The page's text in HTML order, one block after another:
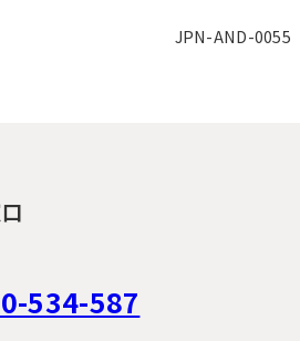
JPN-AND-0055
534-587